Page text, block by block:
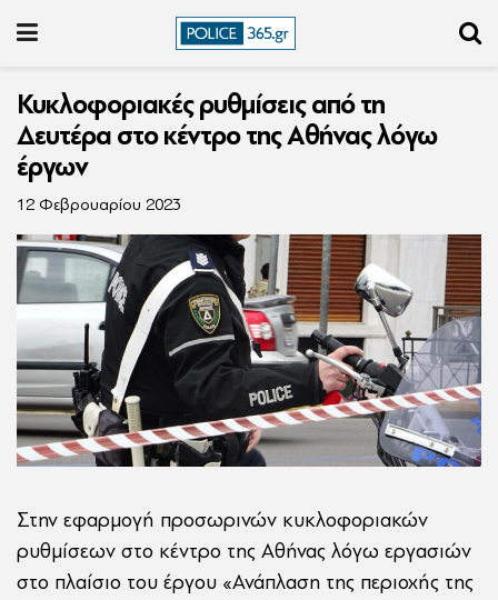
Κυκλοφοριακές ρυθμίσεις από τη
Δευτέρα στο κέντρο της Αθήνας λόγω
έργων
12 Φεβρουαρίου 2023
Στην εφαρμογή προσωρινών κυκλοφοριακών
ρυθμίσεων στο κέντρο της Αθήνας λόγω εργασιών
στο πλαίσιο του έργου «Ανάπλαση της περιοχής της